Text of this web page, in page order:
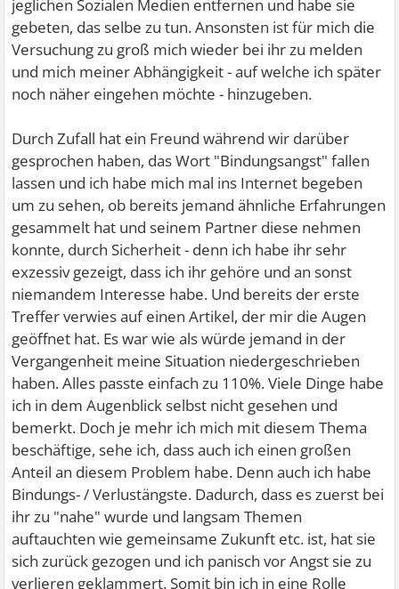
jeglichen Sozialen Medien entfernen und habe sie
gebeten, das selbe zu tun. Ansonsten ist für mich die
Versuchung zu groß mich wieder bei ihr zu melden
und mich meiner Abhängigkeit - auf welche ich später
noch näher eingehen möchte - hinzugeben.
Durch Zufall hat ein Freund während wir darüber
gesprochen haben, das Wort "Bindungsangst" fallen
lassen und ich habe mich mal ins Internet begeben
um zu sehen, ob bereits jemand ähnliche Erfahrungen
gesammelt hat und seinem Partner diese nehmen
konnte, durch Sicherheit - denn ich habe ihr sehr
exzessiv gezeigt, dass ich ihr gehöre und an sonst
niemandem Interesse habe. Und bereits der erste
Treffer verwies auf einen Artikel, der mir die Augen
geöffnet hat. Es war wie als würde jemand in der
Vergangenheit meine Situation niedergeschrieben
haben. Alles passte einfach zu 110%. Viele Dinge habe
ich in dem Augenblick selbst nicht gesehen und
bemerkt. Doch je mehr ich mich mit diesem Thema
beschäftige, sehe ich, dass auch ich einen großen
Anteil an diesem Problem habe. Denn auch ich habe
Bindungs- / Verlustängste. Dadurch, dass es zuerst bei
ihr zu "nahe" wurde und langsam Themen
auftauchten wie gemeinsame Zukunft etc. ist, hat sie
sich zurück gezogen und ich panisch vor Angst sie zu
verlieren geklammert. Somit bin ich in eine Rolle